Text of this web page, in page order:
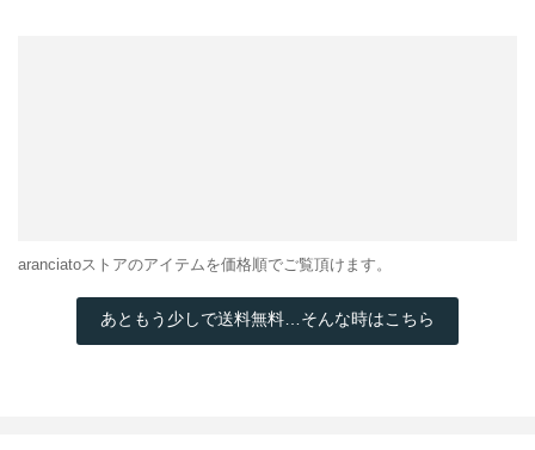
aranciatoストアのアイテムを価格順でご覧頂けます。
あともう少しで送料無料…そんな時はこちら